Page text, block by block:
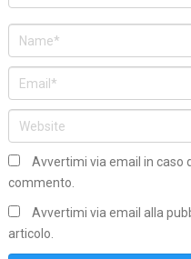
Avvertimi via email in caso
commento.
Avvertimi via email alla
articolo.